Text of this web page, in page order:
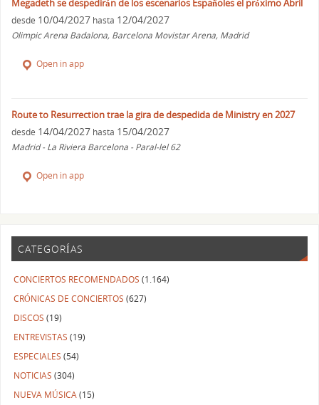
Megadeth se despedirán de los escenarios Españoles el próximo Abril
desde 10/04/2027 hasta 12/04/2027
Olimpic Arena Badalona, Barcelona Movistar Arena, Madrid
Open in app
Route to Resurrection trae la gira de despedida de Ministry en 2027
desde 14/04/2027 hasta 15/04/2027
Madrid - La Riviera Barcelona - Paral-lel 62
Open in app
CATEGORÍAS
CONCIERTOS RECOMENDADOS (1.164)
CRÓNICAS DE CONCIERTOS (627)
DISCOS (19)
ENTREVISTAS (19)
ESPECIALES (54)
NOTICIAS (304)
NUEVA MÚSICA(15)